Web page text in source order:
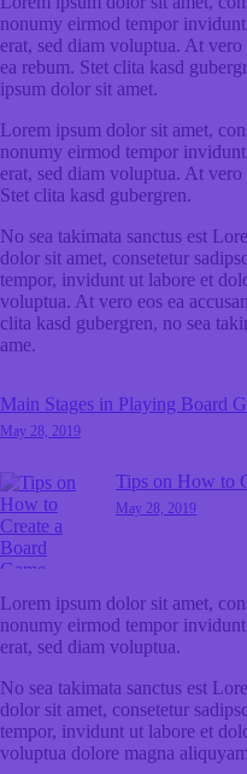
nonumy eirmod tempor
erat, sed diam voluptua. At
ea rebum. Stet clita kasd
ipsum dolor sit amet.
Lorem ipsum dolor sit amet,
nonumy eirmod tempor
erat, sed diam voluptua. At
Stet clita kasd gubergren.
No sea takimata sanctus est
dolor sit amet, consetetur
tempor, invidunt ut labore et
voluptua. At vero eos ea
clita kasd gubergren, no sea
ame.
Main Stages in Playing Board
May 28, 2019
Tips on How to
May 28, 2019
Lorem ipsum dolor sit amet,
nonumy eirmod tempor
erat, sed diam voluptua.
No sea takimata sanctus est
dolor sit amet, consetetur
tempor, invidunt ut labore et
voluptua dolore magna